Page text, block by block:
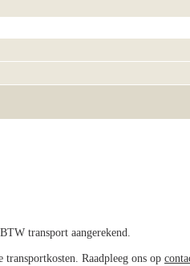
transport aangerekend.
Raadpleeg ons op